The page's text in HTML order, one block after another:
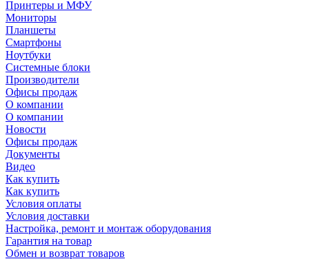
Принтеры и МФУ
Мониторы
Планшеты
Смартфоны
Ноутбуки
Системные блоки
Производители
Офисы продаж
О компании
О компании
Новости
Офисы продаж
Документы
Видео
Как купить
Как купить
Условия оплаты
Условия доставки
Настройка, ремонт и монтаж оборудования
Гарантия на товар
Обмен и возврат товаров